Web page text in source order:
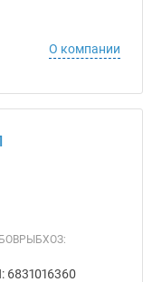
О компании
6831016360